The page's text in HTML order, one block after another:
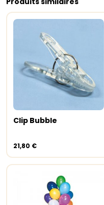
Ajouter au panier
Clip Bubble
21,80 €